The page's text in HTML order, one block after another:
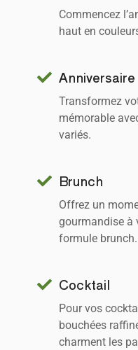
Commencez
haut en
Anniversaire
Transformez
mémorable
variés.
Brunch
Offrez un
gourmandise à
formule brunch.
Cocktail
Pour vos
bouchées
charment les